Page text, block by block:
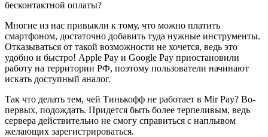
бесконтактной оплаты?
Многие из нас привыкли к тому, что можно платить
смартфоном, достаточно добавить туда нужные инструменты.
Отказываться от такой возможности не хочется, ведь это
удобно и быстро! Apple Pay и Google Pay приостановили
работу на территории РФ, поэтому пользователи начинают
искать доступный аналог.
Так что делать тем, чей Тинькофф не работает в Mir Pay? Во-
первых, подождать. Придется быть более терпеливым, ведь
сервера действительно не смогу справиться с наплывом
желающих зарегистрироваться.